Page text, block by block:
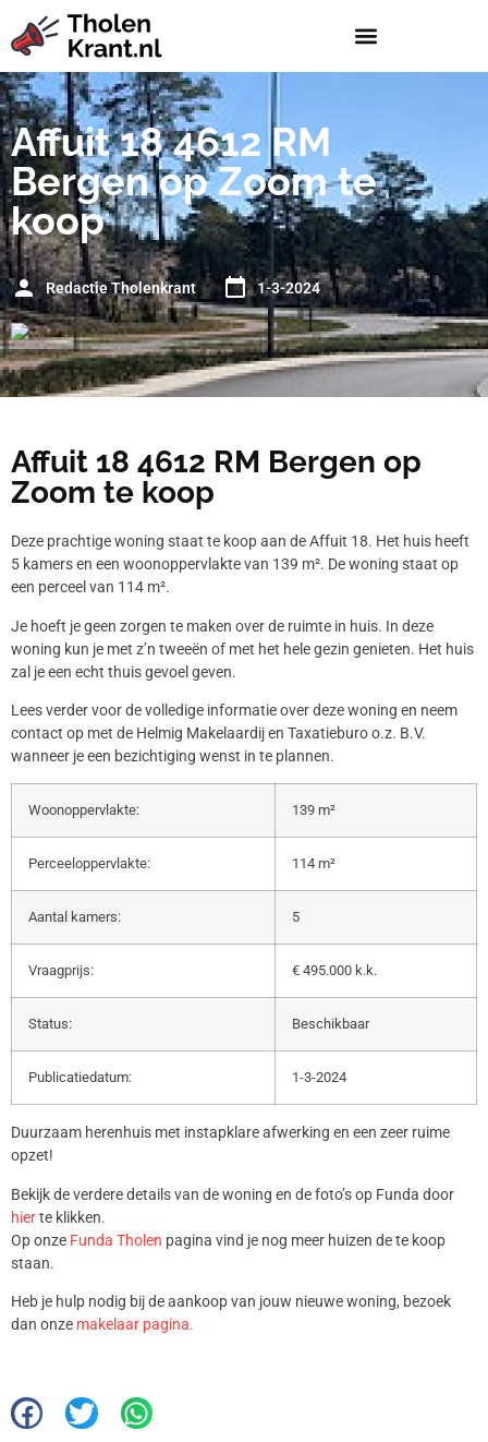
Affuit 18 4612 RM
Bergen op Zoom te
koop
Redactie Tholenkrant 1-3-2024
Affuit 18 4612 RM Bergen op
Zoom te koop
Deze prachtige woning staat te koop aan de Affuit 18. Het huis heeft
5 kamers en een woonoppervlakte van 139 m². De woning staat op
een perceel van 114 m².
Je hoeft je geen zorgen te maken over de ruimte in huis. In deze
woning kun je met z’n tweeën of met het hele gezin genieten. Het huis
zal je een echt thuis gevoel geven.
Lees verder voor de volledige informatie over deze woning en neem
contact op met de Helmig Makelaardij en Taxatieburo o.z. B.V.
wanneer je een bezichtiging wenst in te plannen.
Woonoppervlakte: 139 m²
Perceeloppervlakte: 114 m²
Aantal kamers: 5
Vraagprijs: € 495.000 k.k.
Status: Beschikbaar
Publicatiedatum: 1-3-2024
Duurzaam herenhuis met instapklare afwerking en een zeer ruime
opzet!
Bekijk de verdere details van de woning en de foto’s op Funda door
hierte klikken.
Op onze Funda Tholen pagina vind je nog meer huizen de te koop
staan.
Heb je hulp nodig bij de aankoop van jouw nieuwe woning, bezoek
dan onze makelaar pagina.